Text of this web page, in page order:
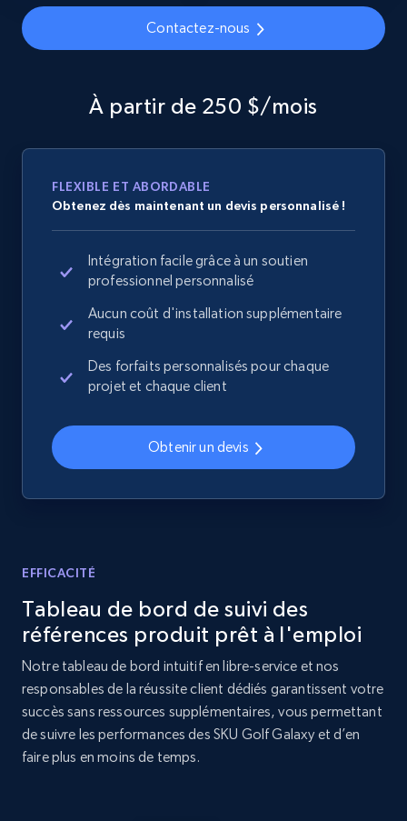
specified URL
URL, Domain, Country code, Model number,
Home Depot US - Discover products by
URL, Domain, Country code, Model number,
Sku, Product id, Product name, Manufacturer,
and more.
Home Depot US - Discovery products by
specific category URL
URL, Domain, Country code, Model number,
Amazon products global dataset
Title, Seller name, Brand, Description, Initial
price, Currency, Availability, Reviews count, and
more.
Contactez-nous
À partir de 250 $/mois
FLEXIBLE ET ABORDABLE
Obtenez dès maintenant un devis personnalisé !
Intégration facile grâce à un soutien
professionnel personnalisé
Aucun coût d'installation supplémentaire
requis
Des forfaits personnalisés pour chaque
projet et chaque client
Obtenir un devis
EFFICACITÉ
Tableau de bord de suivi des
références produit prêt à l'emploi
Notre tableau de bord intuitif en libre-service et nos
responsables de la réussite client dédiés garantissent votre
succès sans ressources supplémentaires, vous permettant
de suivre les performances des SKU Golf Galaxy et d’en
faire plus en moins de temps.